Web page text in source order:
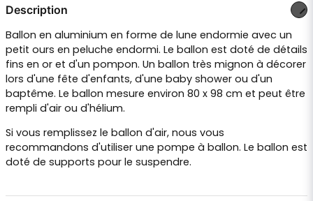
Description
Ballon en aluminium en forme de lune endormie avec un
petit ours en peluche endormi. Le ballon est doté de détails
fins en or et d'un pompon. Un ballon très mignon à décorer
lors d'une fête d'enfants, d'une baby shower ou d'un
baptême. Le ballon mesure environ 80 x 98 cm et peut être
rempli d'air ou d'hélium.
Si vous remplissez le ballon d'air, nous vous
recommandons d'utiliser une pompe à ballon. Le ballon est
doté de supports pour le suspendre.